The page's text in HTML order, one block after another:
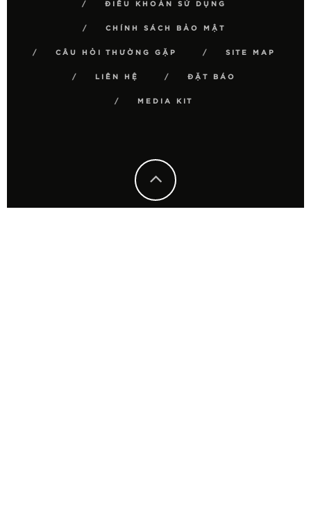
ĐIỀU KHOẢN SỬ DỤNG
CHÍNH SÁCH BẢO MẬT
CÂU HỎI THƯỜNG GẶP SITE MAP
LIÊN HỆ ĐẶT BÁO
MEDIA KIT